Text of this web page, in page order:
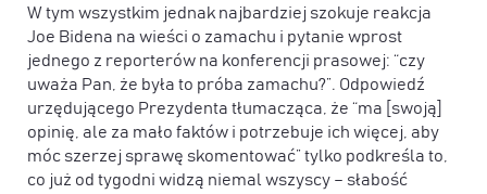
W tym wszystkim jednak najbardziej szokuje reakcja
Joe Bidena na wieści o zamachu i pytanie wprost
jednego z reporterów na konferencji prasowej: “czy
uważa Pan, że była to próba zamachu?”. Odpowiedź
urzędującego Prezydenta tłumacząca, że “ma [swoją]
opinię, ale za mało faktów i potrzebuje ich więcej, aby
móc szerzej sprawę skomentować” tylko podkreśla to,
co już od tygodni widzą niemal wszyscy – słabość